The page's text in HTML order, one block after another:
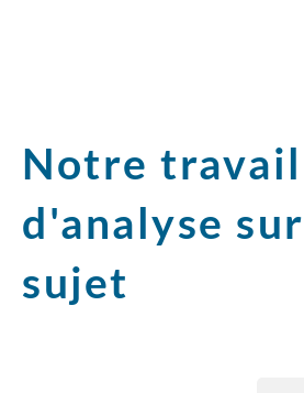
Notre travail
d'analyse
sujet